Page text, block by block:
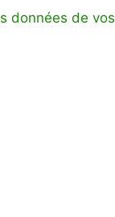
données de vos